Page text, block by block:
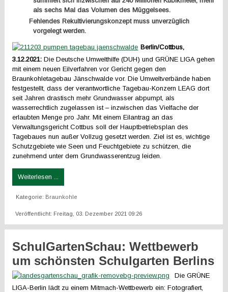
als sechs Mal das Volumen des Müggelsees.
Fehlendes Rekultivierungskonzept muss unverzüglich
vorgelegt werden.
Berlin/Cottbus,
3.12.2021: Die Deutsche Umwelthilfe (DUH) und GRÜNE LIGA gehen
mit einem neuen Eilverfahren vor Gericht gegen den
Braunkohletagebau Jänschwalde vor. Die Umweltverbände haben
festgestellt, dass der verantwortliche Tagebau-Konzern LEAG dort
seit Jahren drastisch mehr Grundwasser abpumpt, als
wasserrechtlich zugelassen ist – inzwischen das Vielfache der
erlaubten Menge pro Jahr. Mit einem Eilantrag an das
Verwaltungsgericht Cottbus soll der Hauptbetriebsplan des
Tagebaues nun außer Vollzug gesetzt werden. Ziel ist es, wichtige
Schutzgebiete wie Seen und Feuchtgebiete zu schützen, die
zunehmend unter dem Grundwasserentzug leiden.
Weiterlesen ...
Kategorie: Braunkohle
Veröffentlicht: Freitag, 03. Dezember 2021 09:26
SchulGartenSchau: Wettbewerb
um schönsten Schulgarten Berlins
Die GRÜNE
LIGA-Berlin lädt zu einem Mitmach-Wettbewerb ein: Fotografiert,